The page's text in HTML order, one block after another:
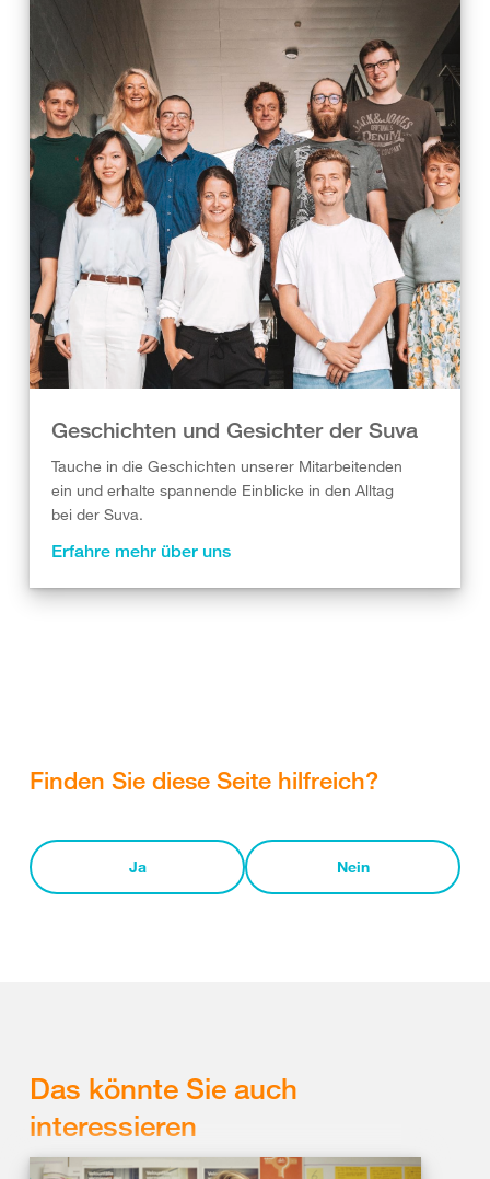
Geschichten und Gesichter der Suva
Tauche in die Geschichten unserer Mitarbeitenden
ein und erhalte spannende Einblicke in den Alltag
bei der Suva.
Erfahre mehr über uns
Finden Sie diese Seite hilfreich?
Ja Nein
Das könnte Sie auch
interessieren